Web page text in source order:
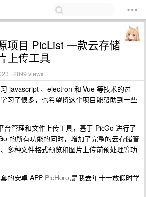
项目 PicList 一款云存储
上传工具
· 2099 views
javascript 、electron 和 Vue 等技术的过
习了很多，也希望将这个项目能帮助到一些
台管理和文件上传工具，基于 PicGo 进行了
的所有功能的同时，增加了完整的云存储管
多种文件格式预览和图片上传前预处理等功
的安卓 APP PicHoro,是我去年十一放假时学